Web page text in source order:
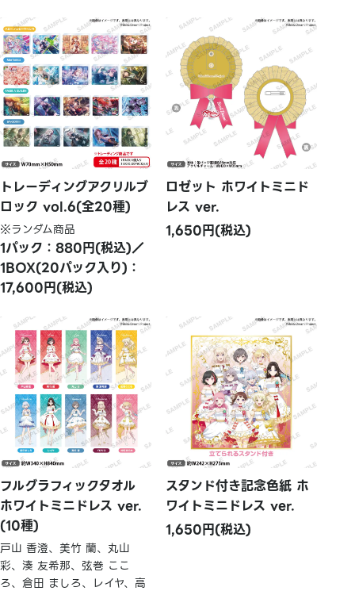
トレーディングアクリルブ
ロック vol.6(全20種)
※ランダム商品
1パック：880円(税込)／
1BOX(20パック入り)：
17,600円(税込)
ロゼット ホワイトミニド
レス ver.
1,650円(税込)
フルグラフィックタオル
ホワイトミニドレス ver.
(10種)
戸山 香澄、美竹 蘭、丸山
彩、湊 友希那、弦巻 ここ
ろ、倉田 ましろ、レイヤ、高
スタンド付き記念色紙 ホ
ワイトミニドレス ver.
1,650円(税込)